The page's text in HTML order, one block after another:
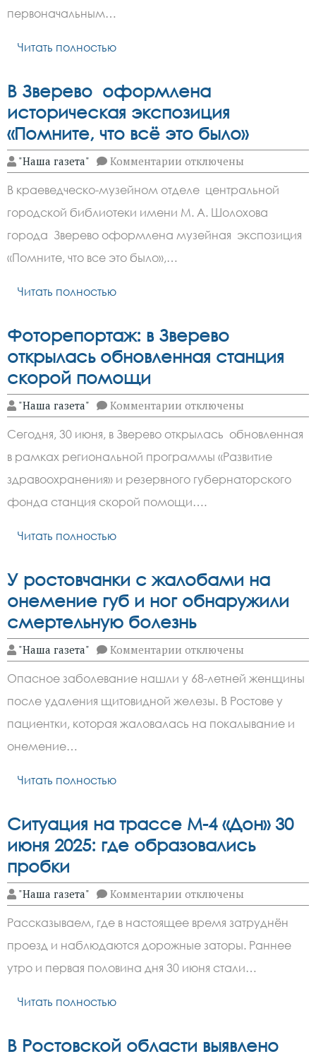
первоначальным…
Читать полностью
В Зверево оформлена
историческая экспозиция
«Помните, что всё это было»
"Наша газета" Комментарии к
записи
Зверево
оформлена
историческая
экспозиция
«Помните,
отключены
В краеведческо-музейном отделе центральной
городской библиотеки имени М. А. Шолохова
города Зверево оформлена музейная экспозиция
«Помните, что все это было»,…
Читать полностью
Фоторепортаж: в Зверево
открылась обновленная станция
скорой помощи
"Наша газета" Комментарии к
записи
Фоторепортаж:
в
Зверево
открылась
обновленная
станция
скорой
помощи
отключены
Сегодня, 30 июня, в Зверево открылась обновленная
в рамках региональной программы «Развитие
здравоохранения» и резервного губернаторского
фонда станция скорой помощи….
Читать полностью
У ростовчанки с жалобами на
онемение губ и ног обнаружили
смертельную болезнь
"Наша газета" Комментарии к
записи
ростовчанки
с
жалобами
на
онемение
отключены
Опасное заболевание нашли у 68-летней женщины
после удаления щитовидной железы. В Ростове у
пациентки, которая жаловалась на покалывание и
онемение…
Читать полностью
Ситуация на трассе М-4 «Дон» 30
июня 2025: где образовались
пробки
"Наша газета" Комментарии к
записи
на
трассе
М-4
«Дон»
30
отключены
Рассказываем, где в настоящее время затруднён
проезд и наблюдаются дорожные заторы. Раннее
утро и первая половина дня 30 июня стали…
Читать полностью
В Ростовской области выявлено